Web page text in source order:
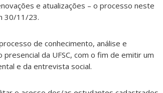
e atualizações – o processo neste
30/11/23.
de conhecimento, análise e
da UFSC, com o fim de emitir um
e da entrevista social.